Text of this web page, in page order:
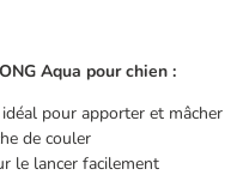
Aqua pour chien :
idéal pour apporter et mâcher
de couler
le lancer facilement